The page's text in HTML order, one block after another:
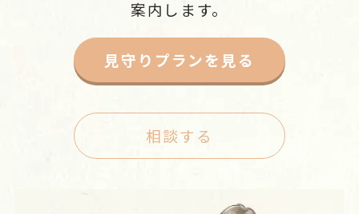
案内します。
見守りプランを見る
相談する